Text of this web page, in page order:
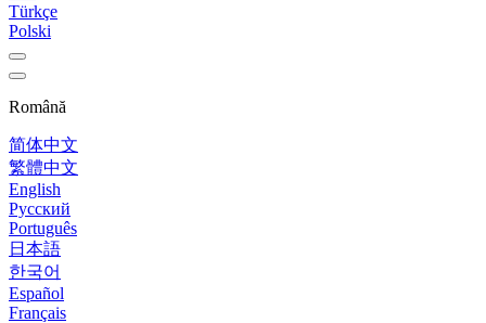
Türkçe
Polski
Română
简体中文
繁體中文
English
Русский
Português
日本語
한국어
Español
Français